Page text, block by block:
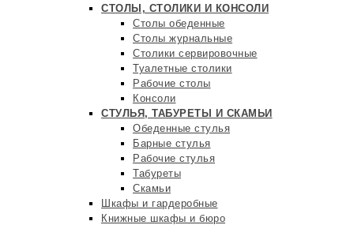
СТОЛЫ, СТОЛИКИ И КОНСОЛИ
Столы обеденные
Столы журнальные
Столики сервировочные
Туалетные столики
Рабочие столы
Консоли
СТУЛЬЯ, ТАБУРЕТЫ И СКАМЬИ
Обеденные стулья
Барные стулья
Рабочие стулья
Табуреты
Скамьи
Шкафы и гардеробные
Книжные шкафы и бюро